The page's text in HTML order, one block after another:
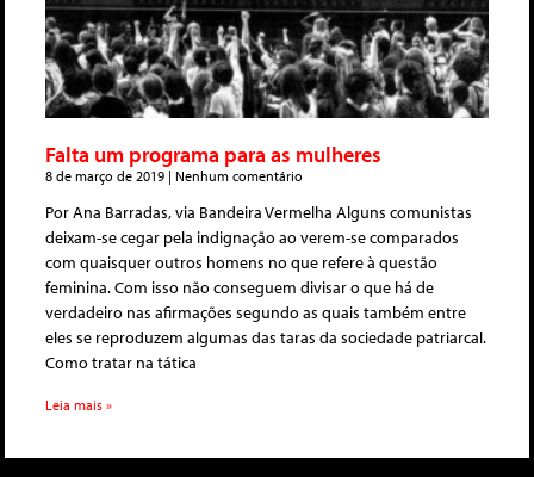
Falta um programa para as mulheres
8 de março de 2019 Nenhum comentário
Por Ana Barradas, via Bandeira Vermelha Alguns comunistas
deixam-se cegar pela indignação ao verem-se comparados
com quaisquer outros homens no que refere à questão
feminina. Com isso não conseguem divisar o que há de
verdadeiro nas afirmações segundo as quais também entre
eles se reproduzem algumas das taras da sociedade patriarcal.
Como tratar na tática
Leia mais »